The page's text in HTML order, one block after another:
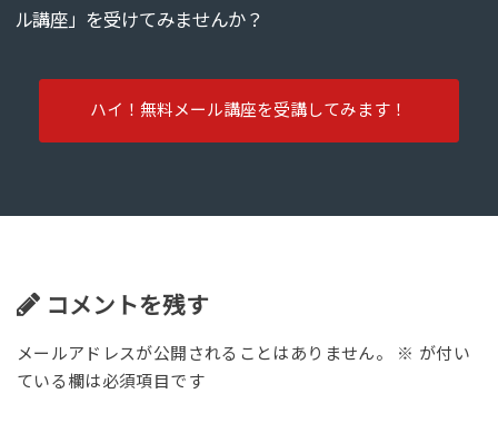
ル講座」を受けてみませんか？
ハイ！無料メール講座を受講してみます！
コメントを残す
メールアドレスが公開されることはありません。 ※ が付い
ている欄は必須項目です